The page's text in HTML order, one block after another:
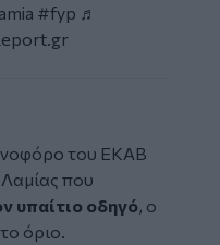
#fyp ♬
του ΕΚΑΒ
Λαμίας που
υπαίτιο οδηγό, ο
όριο.